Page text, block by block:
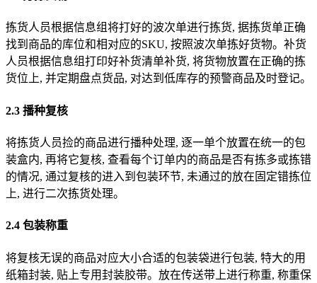
拣货人员根据信息组将打好的波次单进行拣货, 据拣货单正确
找到商品的库位和相对应的SKU, 按照波次单拣好货物。补货
人员根据信息组打印好补货清单补货, 将货物放置在正确的拣
货位上, 并定期盘点货品, 对达到低库存的预警商品及时登记。
2.3 播种复核
将拣货人员捡的商品进行播种处理, 逐一单个放置在统一的包
装盒内, 再将它复核, 查看每个订单内的商品是否有拣多或拣错
的情况, 通过复核的进入到包装环节, 未通过的放在固定错拣位
上, 进行二次拣货处理。
2.4 包装称重
将复核无误的商品对应大小合适的包装袋进行包装, 特大的用
纸箱封装, 贴上专用封装胶带。放在传送带上进行称重, 称重保